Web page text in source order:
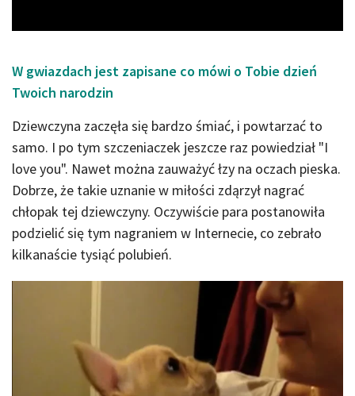
W gwiazdach jest zapisane co mówi o Tobie dzień
Twoich narodzin
Dziewczyna zaczęła się bardzo śmiać, i powtarzać to
samo. I po tym szczeniaczek jeszcze raz powiedział "I
love you". Nawet można zauważyć łzy na oczach pieska.
Dobrze, że takie uznanie w miłości zdąrzył nagrać
chłopak tej dziewczyny. Oczywiście para postanowiła
podzielić się tym nagraniem w Internecie, co zebrało
kilkanaście tysiąć polubień.